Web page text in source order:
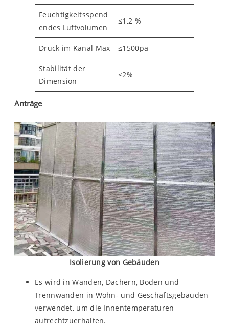
Feuchtigkeitsspend
endes Luftvolumen
≤1,2 %
Druck im Kanal Max ≤1500pa
Stabilität der
Dimension
≤2%
Anträge
Isolierung von Gebäuden
Es wird in Wänden, Dächern, Böden und
Trennwänden in Wohn- und Geschäftsgebäuden
verwendet, um die Innentemperaturen
aufrechtzuerhalten.